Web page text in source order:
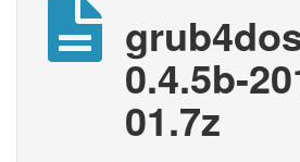
0.4.5b-
01.7z